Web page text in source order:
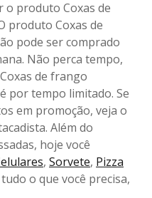
o produto Coxas de
produto Coxas de
pode ser comprado
Não perca tempo,
de frango
por tempo limitado. Se
em promoção, veja o
Além do
hoje você
, Sorvete, Pizza
o que você precisa,